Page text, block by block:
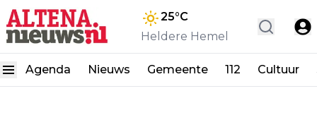
25°C
Heldere Hemel
Agenda Nieuws Gemeente 112 Cultuur